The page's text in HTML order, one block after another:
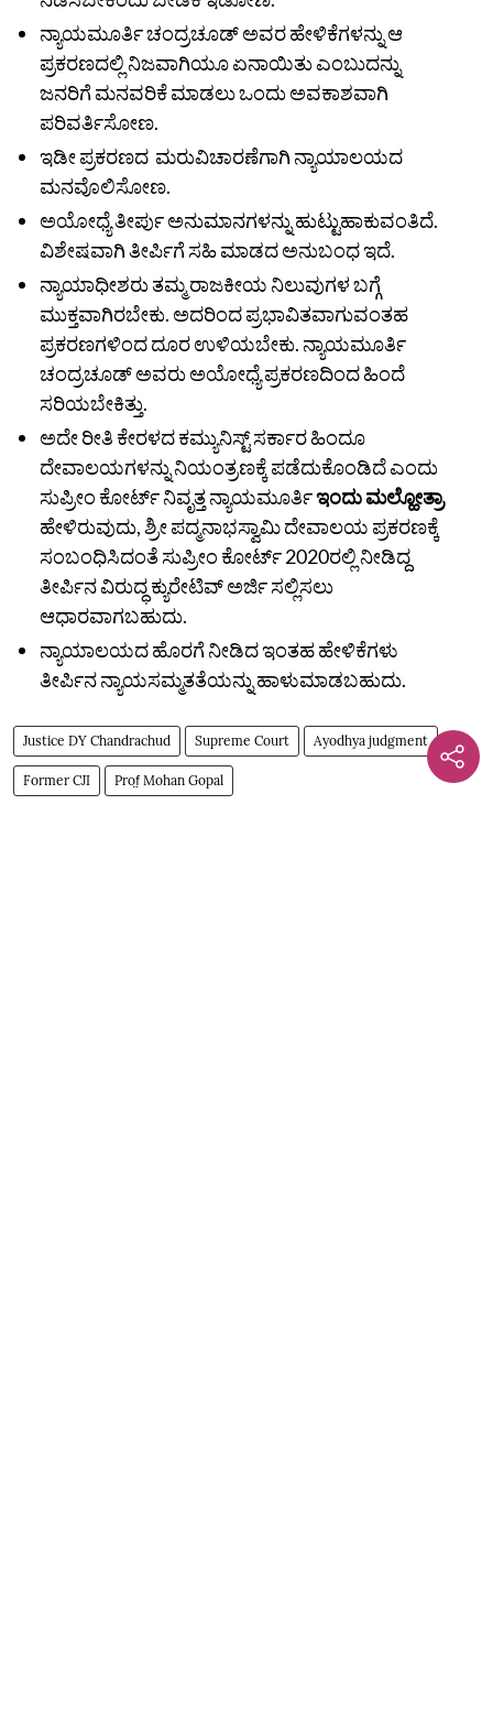
ನ್ಯಾಯಮೂರ್ತಿ ಚಂದ್ರಚೂಡ್ ಅವರ ಹೇಳಿಕೆಗಳನ್ನು ಆ
ಪ್ರಕರಣದಲ್ಲಿ ನಿಜವಾಗಿಯೂ ಏನಾಯಿತು ಎಂಬುದನ್ನು
ಜನರಿಗೆ ಮನವರಿಕೆ ಮಾಡಲು ಒಂದು ಅವಕಾಶವಾಗಿ
ಪರಿವರ್ತಿಸೋಣ.
ಇಡೀ ಪ್ರಕರಣದ ಮರುವಿಚಾರಣೆಗಾಗಿ ನ್ಯಾಯಾಲಯದ
ಮನವೊಲಿಸೋಣ.
ಅಯೋಧ್ಯೆ ತೀರ್ಪು ಅನುಮಾನಗಳನ್ನು ಹುಟ್ಟುಹಾಕುವಂತಿದೆ.
ವಿಶೇಷವಾಗಿ ತೀರ್ಪಿಗೆ ಸಹಿ ಮಾಡದ ಅನುಬಂಧ ಇದೆ.
ನ್ಯಾಯಾಧೀಶರು ತಮ್ಮ ರಾಜಕೀಯ ನಿಲುವುಗಳ ಬಗ್ಗೆ
ಮುಕ್ತವಾಗಿರಬೇಕು. ಅದರಿಂದ ಪ್ರಭಾವಿತವಾಗುವಂತಹ
ಪ್ರಕರಣಗಳಿಂದ ದೂರ ಉಳಿಯಬೇಕು. ನ್ಯಾಯಮೂರ್ತಿ
ಚಂದ್ರಚೂಡ್ ಅವರು ಅಯೋಧ್ಯೆ ಪ್ರಕರಣದಿಂದ ಹಿಂದೆ
ಸರಿಯಬೇಕಿತ್ತು.
ಅದೇ ರೀತಿ ಕೇರಳದ ಕಮ್ಯುನಿಸ್ಟ್ ಸರ್ಕಾರ ಹಿಂದೂ
ದೇವಾಲಯಗಳನ್ನು ನಿಯಂತ್ರಣಕ್ಕೆ ಪಡೆದುಕೊಂಡಿದೆ ಎಂದು
ಸುಪ್ರೀಂ ಕೋರ್ಟ್‌ ನಿವೃತ್ತ ನ್ಯಾಯಮೂರ್ತಿಇಂದು ಮಲ್ಹೋತ್ರಾ
ಹೇಳಿರುವುದು, ಶ್ರೀ ಪದ್ಮನಾಭಸ್ವಾಮಿ ದೇವಾಲಯ ಪ್ರಕರಣಕ್ಕೆ
ಸಂಬಂಧಿಸಿದಂತೆ ಸುಪ್ರೀಂ ಕೋರ್ಟ್‌ 2020ರಲ್ಲಿ ನೀಡಿದ್ದ
ತೀರ್ಪಿನ ವಿರುದ್ಧ ಕ್ಯುರೇಟಿವ್ ಅರ್ಜಿ ಸಲ್ಲಿಸಲು
ಆಧಾರವಾಗಬಹುದು.
ನ್ಯಾಯಾಲಯದ ಹೊರಗೆ ನೀಡಿದ ಇಂತಹ ಹೇಳಿಕೆಗಳು
ತೀರ್ಪಿನ ನ್ಯಾಯಸಮ್ಮತತೆಯನ್ನು ಹಾಳುಮಾಡಬಹುದು.
Justice DY Chandrachud Supreme Court Ayodhya judgment
Former CJI Prof̤ Mohan Gopal